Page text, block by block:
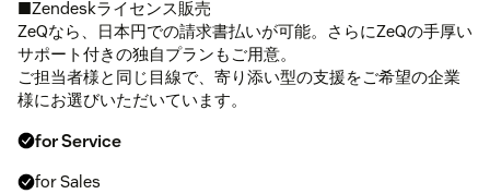
■Zendeskライセンス販売
ZeQなら、日本円での請求書払いが可能。さらにZeQの手厚い
サポート付きの独自プランもご用意。
ご担当者様と同じ目線で、寄り添い型の支援をご希望の企業
様にお選びいただいています。
for Service
for Sales